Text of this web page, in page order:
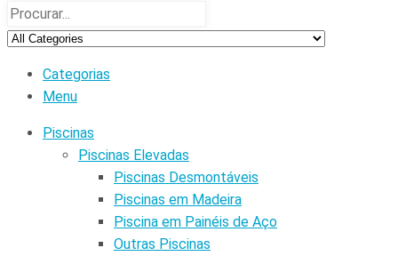
Categorias
Menu
Piscinas
Piscinas Elevadas
Piscinas Desmontáveis
Piscinas em Madeira
Piscina em Painéis de Aço
Outras Piscinas